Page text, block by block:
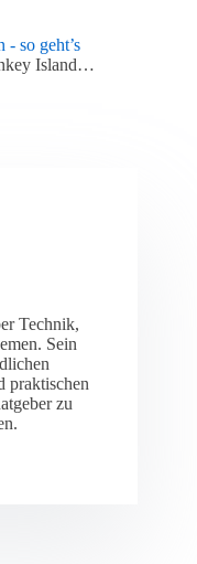
so geht’s
Island…
Technik,
Sein
praktischen
zu